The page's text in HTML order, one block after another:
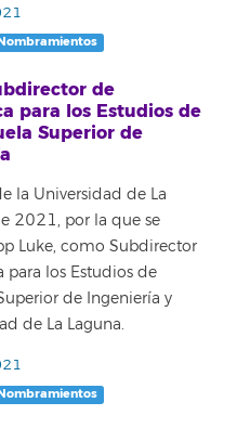
de
para los Estudios de
Superior de
la Universidad de La
2021, por la que se
Luke, como Subdirector
los Estudios de
de Ingeniería y
de La Laguna.